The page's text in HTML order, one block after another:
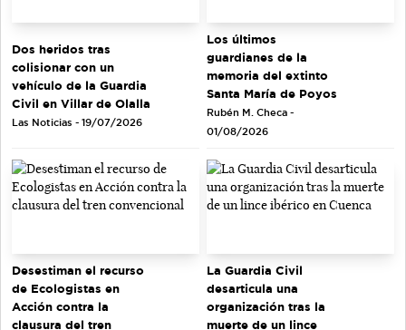
Dos heridos tras
colisionar con un
vehículo de la Guardia
Civil en Villar de Olalla
Las Noticias - 19/07/2026
Los últimos
guardianes de la
memoria del extinto
Santa María de Poyos
Rubén M. Checa -
01/08/2026
Desestiman el recurso
de Ecologistas en
Acción contra la
clausura del tren
La Guardia Civil
desarticula una
organización tras la
muerte de un lince